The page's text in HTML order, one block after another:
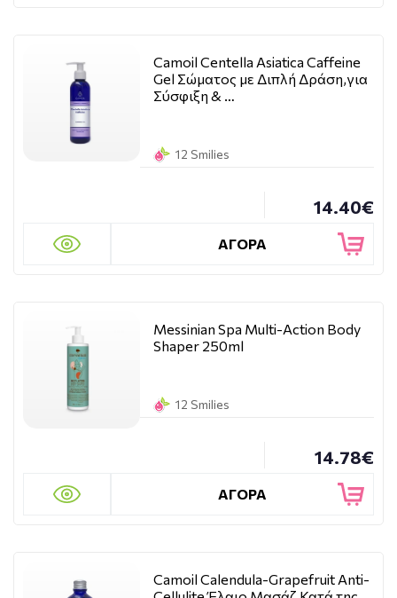
Camoil Centella Asiatica Caffeine
Gel Σώματος με Διπλή Δράση,για
Σύσφιξη & …
12 Smilies
14.40€
ΑΓΟΡΑ
Messinian Spa Multi-Action Body
Shaper 250ml
12 Smilies
14.78€
ΑΓΟΡΑ
Camoil Calendula-Grapefruit Anti-